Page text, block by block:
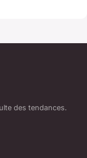
des tendances.